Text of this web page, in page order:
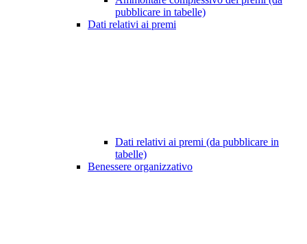
pubblicare in tabelle)
Dati relativi ai premi
Dati relativi ai premi (da pubblicare in
tabelle)
Benessere organizzativo